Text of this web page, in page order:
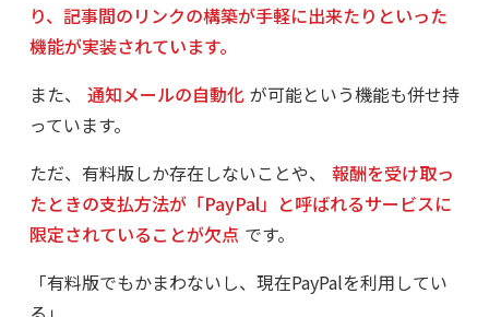
り、記事間のリンクの構築が手軽に出来たりといった
機能が実装されています。
また、
通知メールの自動化 が可能という機能も併せ持
っています。
ただ、有料版しか存在しないことや、
報酬を受け取っ
たときの支払方法が「PayPal」と呼ばれるサービスに
限定されていることが欠点 です。
「有料版でもかまわないし、現在PayPalを利用してい